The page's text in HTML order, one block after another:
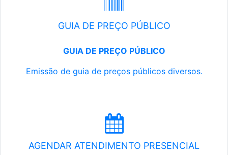
GUIA DE PREÇO PÚBLICO
GUIA DE PREÇO PÚBLICO
Emissão de guia de preços públicos diversos.
AGENDAR ATENDIMENTO PRESENCIAL